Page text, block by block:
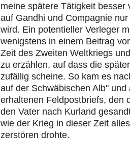
meine spätere Tätigkeit
auf Gandhi und Compagnie
wird. Ein potentieller Verleger
wenigstens in einem Beitrag
Zeit des Zweiten Weltkriegs
zu erzählen, auf dass die
zufällig scheine. So kam es
auf der Schwäbischen Alb"
erhaltenen Feldpostbriefs, den
den Vater nach Kurland
wie der Krieg in dieser Zeit
zerstören drohte.